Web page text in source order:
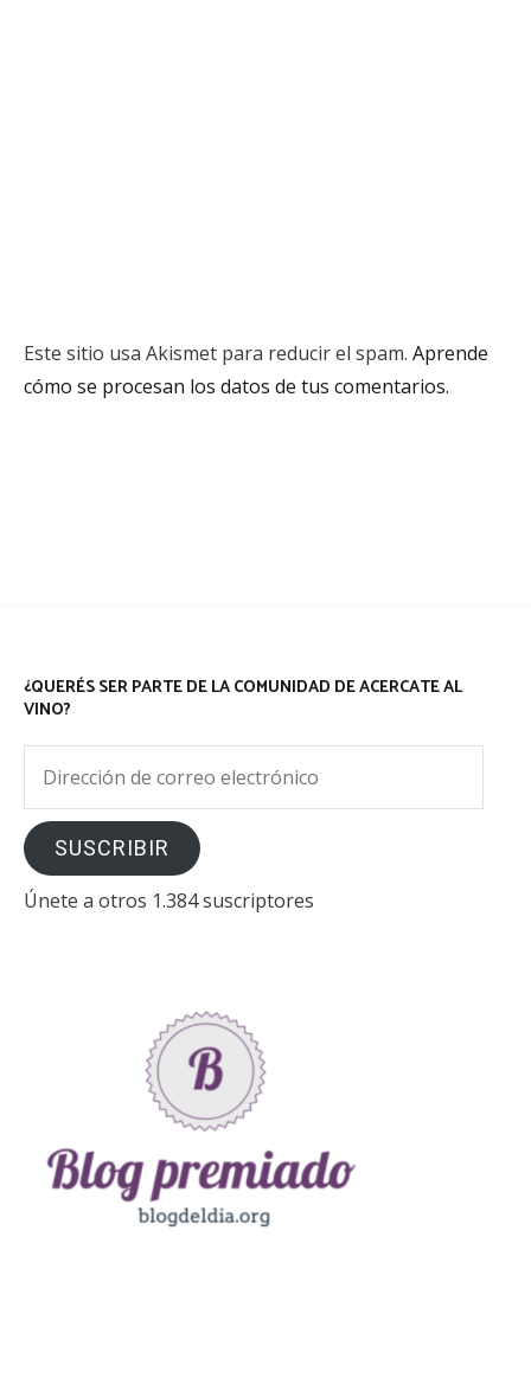
Este sitio usa Akismet para reducir el spam. Aprende
cómo se procesan los datos de tus comentarios.
¿QUERÉS SER PARTE DE LA COMUNIDAD DE ACERCATE AL
VINO?
correo
electrónico
SUSCRIBIR
Únete a otros 1.384 suscriptores